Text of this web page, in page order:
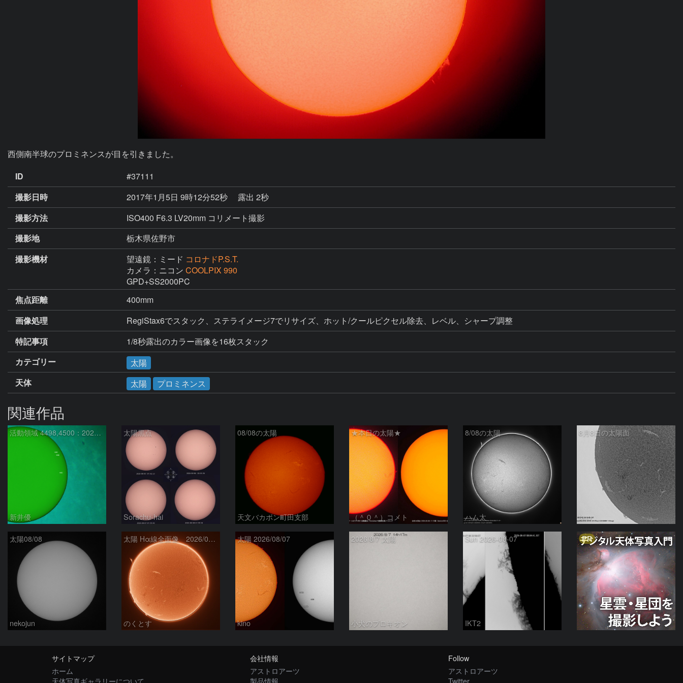
西側南半球のプロミネンスが目を引きました。
ID
#37111
撮影日時
2017年1月5日 9時12分52秒
露出 2秒
撮影方法
ISO400 F6.3 LV20mm コリメート撮影
撮影地
栃木県佐野市
撮影機材
望遠鏡：ミード コロナドP.S.T.
カメラ：ニコン COOLPIX 990
GPD+SS2000PC
焦点距離
400mm
画像処理
RegiStax6でスタック、ステライメージ7でリサイズ、ホット/クールピクセル除去、レベル、シャープ調整
特記事項
1/8秒露出のカラー画像を16枚スタック
カテゴリー
太陽
天体
太陽 プロミネンス
関連作品
活動領域 4498,4500：2026/08/08
新井優
太陽黒点
Sorachu-hai
08/08の太陽
天文バカボン町田支部
★本日の太陽★
（＾０＾）コメト
8/08の太陽
ハム太
8月8日の太陽面
ta-o
太陽08/08
nekojun
太陽 Hα線全面像 2026/08/08
のくとす
太陽 2026/08/07
kino
2026/8/7 太陽
小犬のプロキオン
Sun 2026-08-07
IKT2
PR
サイトマップ
ホーム
天体写真ギャラリーについて
会社情報
アストロアーツ
製品情報
Follow
アストロアーツ
Twitter